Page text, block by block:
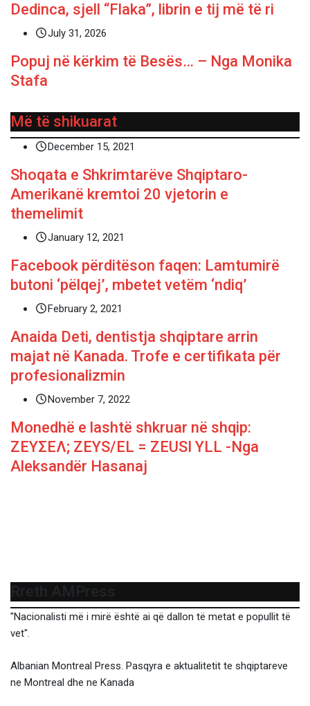
Dedinca, sjell “Flaka”, librin e tij më të ri
July 31, 2026
Popuj në kërkim të Besës… – Nga Monika
Stafa
Më të shikuarat
December 15, 2021
Shoqata e Shkrimtarëve Shqiptaro-
Amerikanë kremtoi 20 vjetorin e
themelimit
January 12, 2021
Facebook përditëson faqen: Lamtumirë
butoni ‘pëlqej’, mbetet vetëm ‘ndiq’
February 2, 2021
Anaida Deti, dentistja shqiptare arrin
majat në Kanada. Trofe e certifikata për
profesionalizmin
November 7, 2022
Monedhë e lashtë shkruar në shqip:
ΖΕΥΣΕΛ; ZEYS/EL = ZEUSI YLL -Nga
Aleksandër Hasanaj
Rreth AMPress
"Nacionalisti më i mirë është ai që dallon të metat e popullit të
vet".
Albanian Montreal Press. Pasqyra e aktualitetit te shqiptareve
ne Montreal dhe ne Kanada